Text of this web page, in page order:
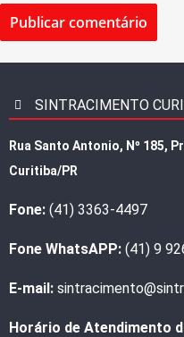
SINTRACIMENTO
Rua Santo Antonio, Nº 185,
Curitiba/PR
Fone: (41) 3363-4497
Fone WhatsAPP: (41) 9
E-mail:
Horário de Atendimento